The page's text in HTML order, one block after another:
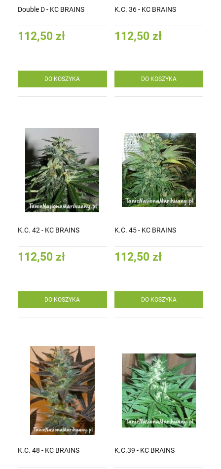
Double D - KC BRAINS
112,50 zł
DO KOSZYKA
K.C. 36 - KC BRAINS
112,50 zł
DO KOSZYKA
K.C. 42 - KC BRAINS
112,50 zł
DO KOSZYKA
K.C. 45 - KC BRAINS
112,50 zł
DO KOSZYKA
K.C. 48 - KC BRAINS K.C.39 - KC BRAINS